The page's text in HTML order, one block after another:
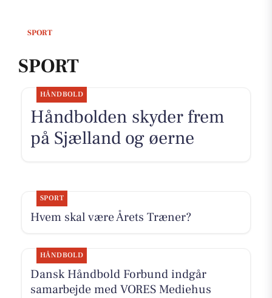
SPORT
SPORT
HÅNDBOLD
Håndbolden skyder frem
på Sjælland og øerne
SPORT
Hvem skal være Årets Træner?
HÅNDBOLD
Dansk Håndbold Forbund indgår
samarbejde med VORES Mediehus